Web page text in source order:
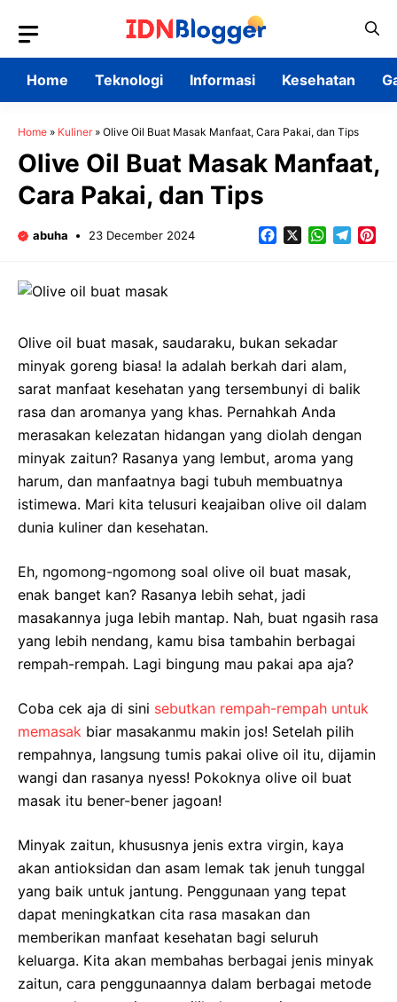
content
Home
Teknologi Informasi Kesehatan
Home » Kuliner» Olive Oil Buat Masak Manfaat, Cara Pakai, dan Tips
Olive Oil Buat Masak Manfaat,
Cara Pakai, dan Tips
abuha 23 December 2024 FacebookWhatsApp
Olive oil buat masak, saudaraku, bukan sekadar
minyak goreng biasa! Ia adalah berkah dari alam,
sarat manfaat kesehatan yang tersembunyi di balik
rasa dan aromanya yang khas. Pernahkah Anda
merasakan kelezatan hidangan yang diolah dengan
minyak zaitun? Rasanya yang lembut, aroma yang
harum, dan manfaatnya bagi tubuh membuatnya
istimewa. Mari kita telusuri keajaiban olive oil dalam
dunia kuliner dan kesehatan.
Eh, ngomong-ngomong soal olive oil buat masak,
enak banget kan? Rasanya lebih sehat, jadi
masakannya juga lebih mantap. Nah, buat ngasih rasa
yang lebih nendang, kamu bisa tambahin berbagai
rempah-rempah. Lagi bingung mau pakai apa aja?
Coba cek aja di sini sebutkan rempah-rempah untuk
memasak biar masakanmu makin jos! Setelah pilih
rempahnya, langsung tumis pakai olive oil itu, dijamin
wangi dan rasanya nyess! Pokoknya olive oil buat
masak itu bener-bener jagoan!
Minyak zaitun, khususnya jenis extra virgin, kaya
akan antioksidan dan asam lemak tak jenuh tunggal
yang baik untuk jantung. Penggunaan yang tepat
dapat meningkatkan cita rasa masakan dan
memberikan manfaat kesehatan bagi seluruh
keluarga. Kita akan membahas berbagai jenis minyak
zaitun, cara penggunaannya dalam berbagai metode